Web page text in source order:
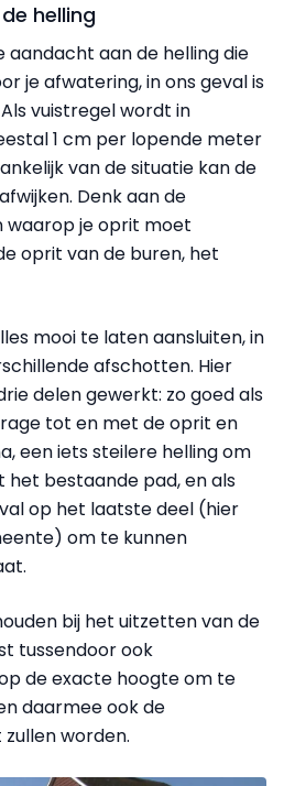
helling
aandacht aan de helling die
je afwatering, in ons geval is
vuistregel wordt in
1 cm per lopende meter
van de situatie kan de
Denk aan de
je oprit moet
oprit van de buren, het
mooi te laten aansluiten, in
afschotten. Hier
delen gewerkt: zo goed als
tot en met de oprit en
een iets steilere helling om
het bestaande pad, en als
op het laatste deel (hier
om te kunnen
bij het uitzetten van de
tussendoor ook
de exacte hoogte om te
daarmee ook de
worden.